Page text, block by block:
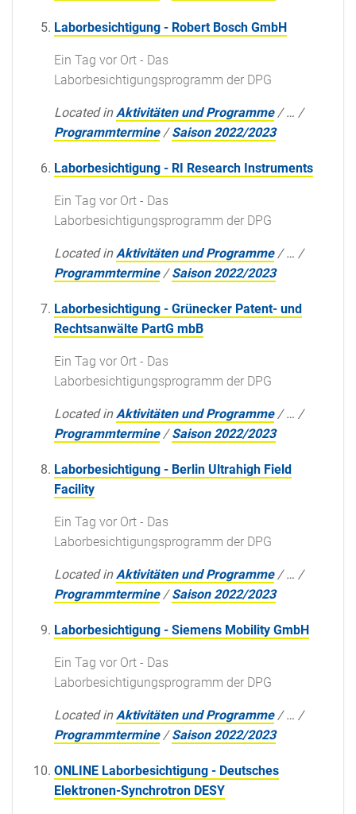
Laborbesichtigung - Robert Bosch GmbH
Ein Tag vor Ort - Das
Laborbesichtigungsprogramm der DPG
Located in Aktivitäten und Programme /… /
Programmtermine /Saison 2022/2023
Laborbesichtigung - RI Research Instruments
Ein Tag vor Ort - Das
Laborbesichtigungsprogramm der DPG
Located in Aktivitäten und Programme /… /
Programmtermine /Saison 2022/2023
Laborbesichtigung - Grünecker Patent- und
Rechtsanwälte PartG mbB
Ein Tag vor Ort - Das
Laborbesichtigungsprogramm der DPG
Located in Aktivitäten und Programme /… /
Programmtermine /Saison 2022/2023
Laborbesichtigung - Berlin Ultrahigh Field
Facility
Ein Tag vor Ort - Das
Laborbesichtigungsprogramm der DPG
Located in Aktivitäten und Programme /… /
Programmtermine /Saison 2022/2023
Laborbesichtigung - Siemens Mobility GmbH
Ein Tag vor Ort - Das
Laborbesichtigungsprogramm der DPG
Located in Aktivitäten und Programme /… /
Programmtermine /Saison 2022/2023
ONLINE Laborbesichtigung - Deutsches
Elektronen-Synchrotron DESY